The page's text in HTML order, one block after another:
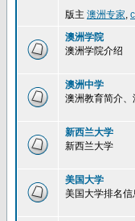
版主 澳洲专家,
澳洲学院
澳洲学院介绍
澳洲中学
澳洲教育简介
新西兰大学
新西兰大学
美国大学
美国大学排名信